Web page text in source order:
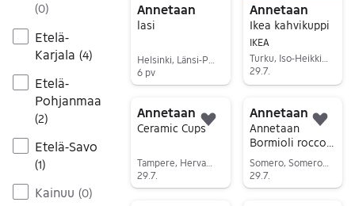
(0)
Etelä-
Karjala (4)
Etelä-
Pohjanmaa
(2)
Etelä-Savo
(1)
Kainuu (0)
Annetaan
lasi
6 pv
Annetaan
Ikea kahvikuppi
IKEA
29.7.
Siirry ilmoitukseen
Annetaan
Ceramic Cups
29.7.
Lisää suosikiksi.
Annetaan
Annetaan
Bormioli rocco
cappucino lasitSomero, Somero Keskus, Varsinais-Suomi
29.7.